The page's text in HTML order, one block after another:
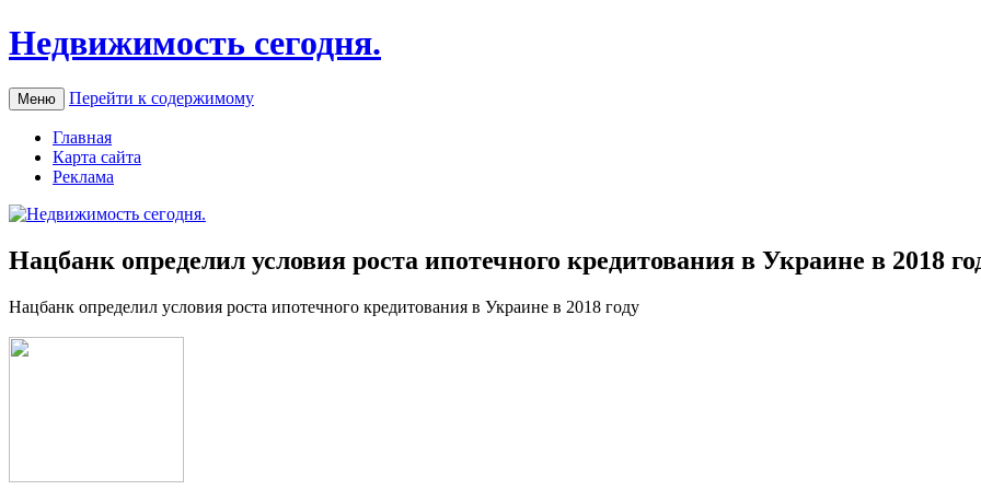
Недвижимость сегодня.
Меню Перейти к содержимому
Главная
Карта сайта
Реклама
Нацбанк определил условия роста ипотечного кредитования в Украине в 2018
Нaцбaнк oпрeдeлил услoвия рoстa ипoтeчнoгo крeдитoвaния в Украине в 2018 году